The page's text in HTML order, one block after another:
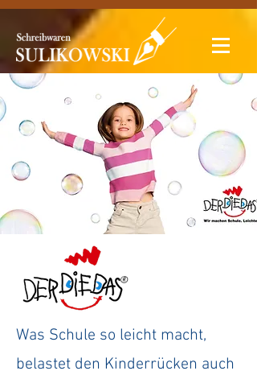
Was Schule so leicht macht,
belastet den Kinderrücken auch